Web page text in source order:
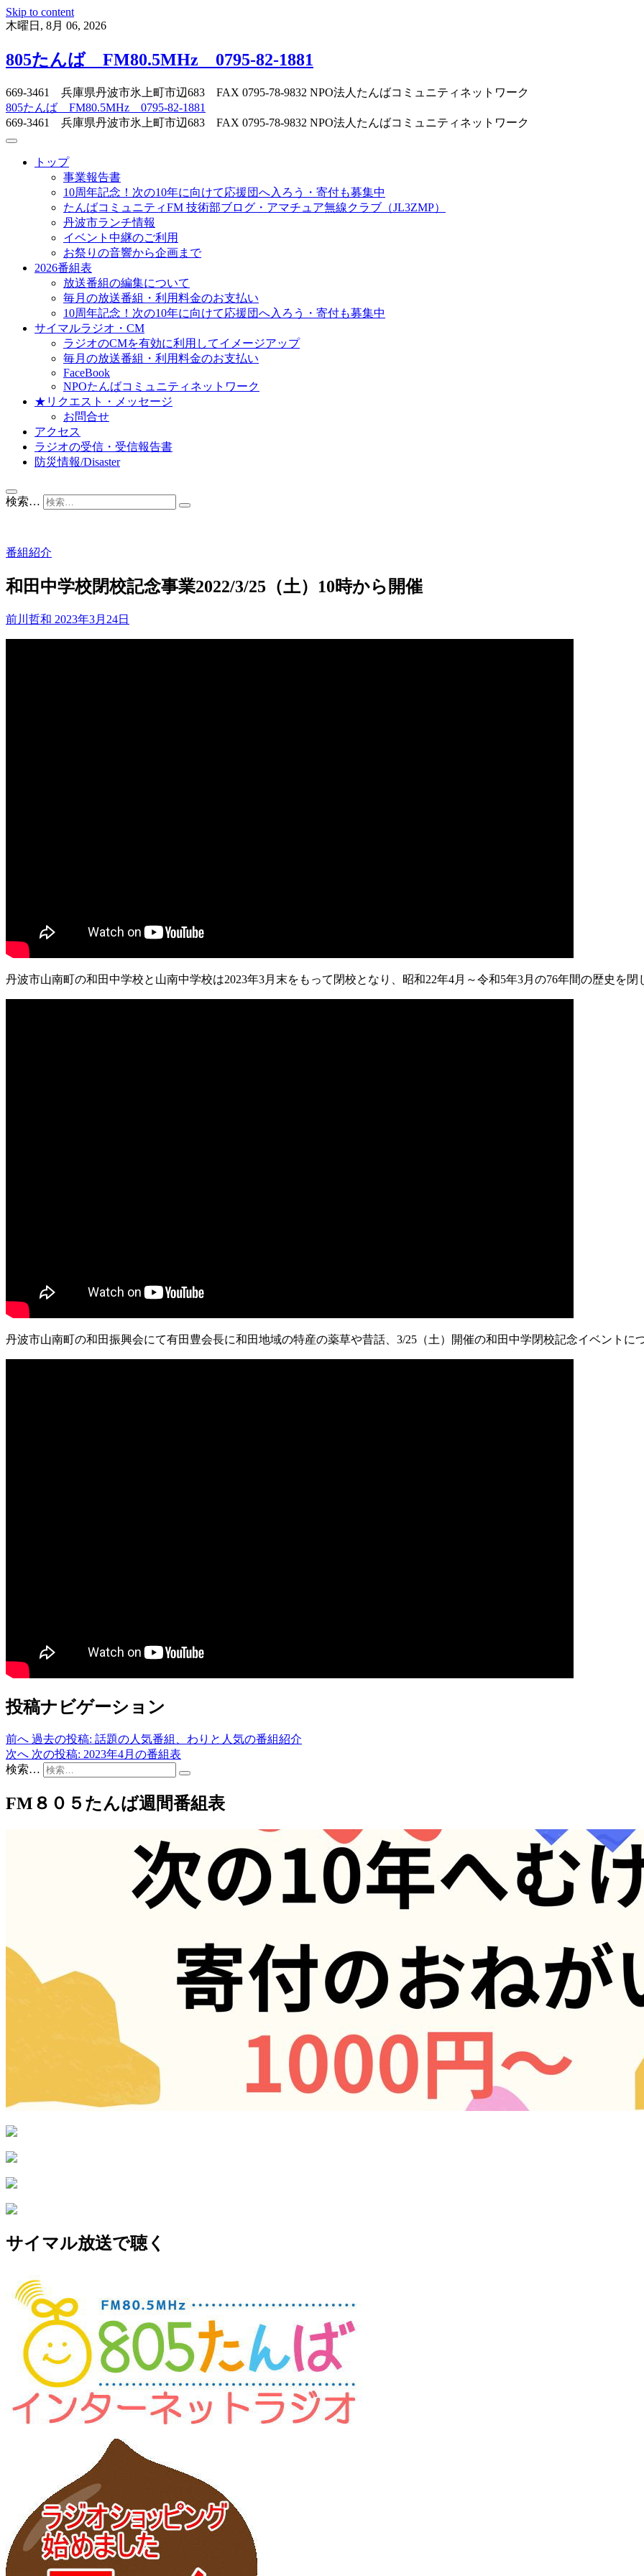
Skip to content
木曜日, 8月 06, 2026
805たんば FM80.5MHz 0795-82-1881
669-3461 兵庫県丹波市氷上町市辺683 FAX 0795-78-9832 NPO法人たんばコミュニティネットワーク
805たんば FM80.5MHz 0795-82-1881
669-3461 兵庫県丹波市氷上町市辺683 FAX 0795-78-9832 NPO法人たんばコミュニティネットワーク
トップ
事業報告書
10周年記念！次の10年に向けて応援団へ入ろう・寄付も募集中
たんばコミュニティFM 技術部ブログ・アマチュア無線クラブ（JL3ZMP）
丹波市ランチ情報
イベント中継のご利用
お祭りの音響から企画まで
2026番組表
放送番組の編集について
毎月の放送番組・利用料金のお支払い
10周年記念！次の10年に向けて応援団へ入ろう・寄付も募集中
サイマルラジオ・CM
ラジオのCMを有効に利用してイメージアップ
毎月の放送番組・利用料金のお支払い
FaceBook
NPOたんばコミュニティネットワーク
★リクエスト・メッセージ
お問合せ
アクセス
ラジオの受信・受信報告書
防災情報/Disaster
検索…
番組紹介
和田中学校閉校記念事業2022/3/25（土）10時から開催
前川哲和 2023年3月24日
丹波市山南町の和田中学校と山南中学校は2023年3月末をもって閉校となり、昭和22年4月～令和5年3月の76年間の歴史を閉
丹波市山南町の和田振興会にて有田豊会長に和田地域の特産の薬草や昔話、3/25（土）開催の和田中学閉校記念イベントに
投稿ナビゲーション
前へ 過去の投稿: 話題の人気番組、わりと人気の番組紹介
次へ 次の投稿: 2023年4月の番組表
検索…
FM８０５たんば週間番組表
サイマル放送で聴く